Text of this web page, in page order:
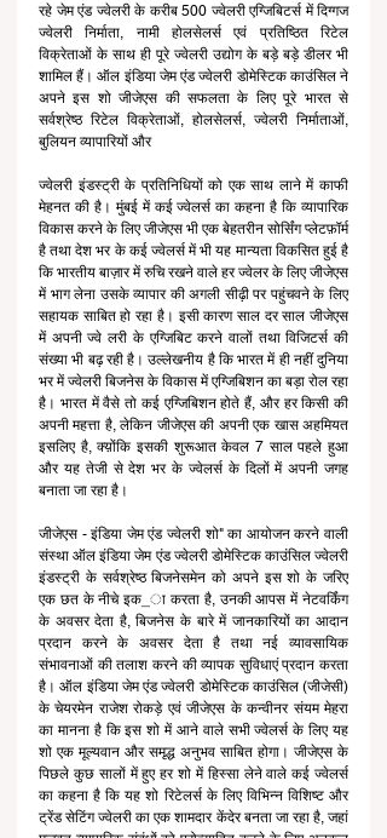
रहे जेम एंड ज्वेलरी के करीब 500 ज्वेलरी एग्जिबिटर्स में दिग्गज
ज्वेलरी निर्माता, नामी होलसेलर्स एवं प्रतिष्ठित रिटेल
विक्रेताओं के साथ ही पूरे ज्वेलरी उद्योग के बड़े बड़े डीलर भी
शामिल हैं। ऑल इंडिया जेम एंड ज्वेलरी डोमेस्टिक काउंसिल ने
अपने इस शो जीजेएस की सफलता के लिए पूरे भारत से
सर्वश्रेष्ठ रिटेल विक्रेताओं, होलसेलर्स, ज्वेलरी निर्माताओं,
बुलियन व्यापारियों और
ज्वेलरी इंडस्ट्री के प्रतिनिधियों को एक साथ लाने में काफी
मेहनत की है। मुंबई में कई ज्वेलर्स का कहना है कि व्यापारिक
विकास करने के लिए जीजेएस भी एक बेहतरीन सोर्सिंग प्लेटफ़ॉर्म
है तथा देश भर के कई ज्वेलर्स में भी यह मान्यता विकसित हुई है
कि भारतीय बाज़ार में रुचि रखने वाले हर ज्वेलर के लिए जीजेएस
में भाग लेना उसके व्यापार की अगली सीढ़ी पर पहुंचवने के लिए
सहायक साबित हो रहा है। इसी कारण साल दर साल जीजेएस
में अपनी ज्वे लरी के एग्जिबिट करने वालों तथा विजिटर्स की
संख्या भी बढ़ रही है। उल्लेखनीय है कि भारत में ही नहीं दुनिया
भर में ज्वेलरी बिजनेस के विकास में एग्जिबिशन का बड़ा रोल रहा
है। भारत में वैसे तो कई एग्जिबिशन होते हैं, और हर किसी की
अपनी महत्ता है, लेकिन जीजेएस की अपनी एक खास अहमियत
इसलिए है, क्य़ोंकि इसकी शुरूआत केवल 7 साल पहले हुआ
और यह तेजी से देश भर के ज्वेलर्स के दिलों में अपनी जगह
बनाता जा रहा है।
जीजेएस - इंडिया जेम एंड ज्वेलरी शो" का आयोजन करने वाली
संस्था ऑल इंडिया जेम एंड ज्वेलरी डोमेस्टिक काउंसिल ज्वेलरी
इंडस्ट्री के सर्वश्रेष्ठ बिजनेसमेन को अपने इस शो के जरिए
एक छत के नीचे इक_ा करता है, उनकी आपस में नेटवर्किंग
के अवसर देता है, बिजनेस के बारे में जानकारियों का आदान
प्रदान करने के अवसर देता है तथा नई व्यावसायिक
संभावनाओं की तलाश करने की व्यापक सुविधाएं प्रदान करता
है। ऑल इंडिया जेम एंड ज्वेलरी डोमेस्टिक काउंसिल (जीजेसी)
के चेयरमेन राजेश रोकड़े एवं जीजेएस के कन्वीनर संयम मेहरा
का मानना है कि इस शो में आने वाले सभी ज्वेलर्स के लिए यह
शो एक मूल्यवान और समृद्ध अनुभव साबित होगा। जीजेएस के
पिछले कुछ सालों में हुए हर शो में हिस्सा लेने वाले कई ज्वेलर्स
का कहना है कि यह शो रिटेलर्स के लिए विभिन्न विशिष्ट और
ट्रेंड सेटिंग ज्वेलरी का एक शामदार केंदेर बनता जा रहा है, जहां